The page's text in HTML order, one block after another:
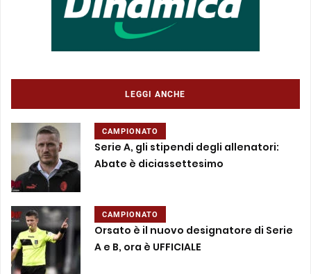
LEGGI ANCHE
CAMPIONATO
Serie A, gli stipendi degli allenatori:
Abate è diciassettesimo
CAMPIONATO
Orsato è il nuovo designatore di Serie
A e B, ora è UFFICIALE